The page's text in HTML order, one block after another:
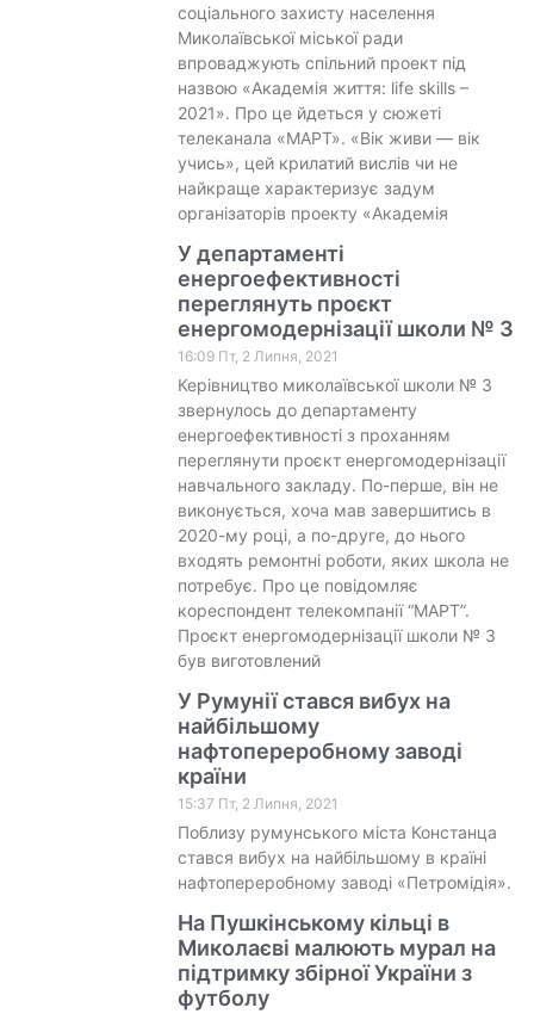
соціального захисту населення
Миколаївської міської ради
впроваджують спільний проект під
назвою «Академія життя: life skills –
2021». Про це йдеться у сюжеті
телеканала «МАРТ». «Вік живи — вік
учись», цей крилатий вислів чи не
найкраще характеризує задум
організаторів проекту «Академія
У департаменті
енергоефективності
переглянуть проєкт
енергомодернізації школи № 3
16:09 Пт, 2 Липня, 2021
Керівництво миколаївської школи № 3
звернулось до департаменту
енергоефективності з проханням
переглянути проєкт енергомодернізації
навчального закладу. По-перше, він не
виконується, хоча мав завершитись в
2020-му році, а по-друге, до нього
входять ремонтні роботи, яких школа не
потребує. Про це повідомляє
кореспондент телекомпанії “МАРТ”.
Проєкт енергомодернізації школи № 3
був виготовлений
У Румунії стався вибух на
найбільшому
нафтопереробному заводі
країни
15:37 Пт, 2 Липня, 2021
Поблизу румунського міста Констанца
стався вибух на найбільшому в країні
нафтопереробному заводі «Петромідія».
На Пушкінському кільці в
Миколаєві малюють мурал на
підтримку збірної України з
футболу